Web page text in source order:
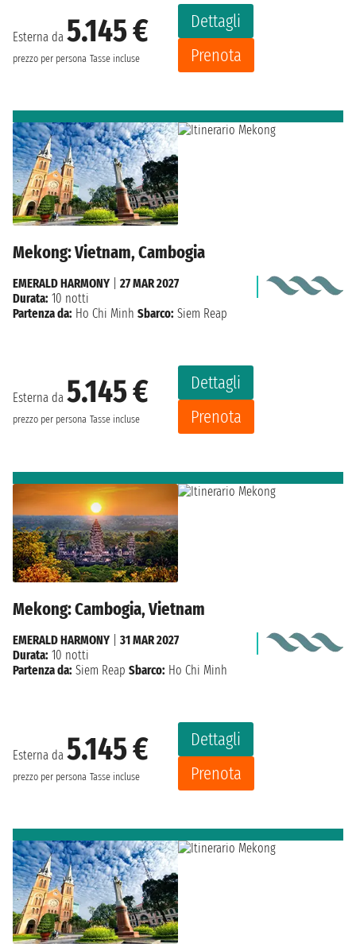
Esterna da 5.145 €
prezzo per persona Tasse incluse
Dettagli
Prenota
Mekong: Vietnam, Cambogia
Esterna da 5.145 €
prezzo per persona Tasse incluse
Dettagli
Prenota
EMERALD HARMONY
27 MAR 2027
Durata: 10 notti
Partenza da: Ho Chi Minh Sbarco: Siem Reap
Mekong: Cambogia, Vietnam
Esterna da 5.145 €
prezzo per persona Tasse incluse
Dettagli
Prenota
EMERALD HARMONY
31 MAR 2027
Durata: 10 notti
Partenza da: Siem Reap Sbarco: Ho Chi Minh